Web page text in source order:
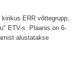
ERR võttegrupp,
ETV-s. Plaanis on 6-
alustatakse